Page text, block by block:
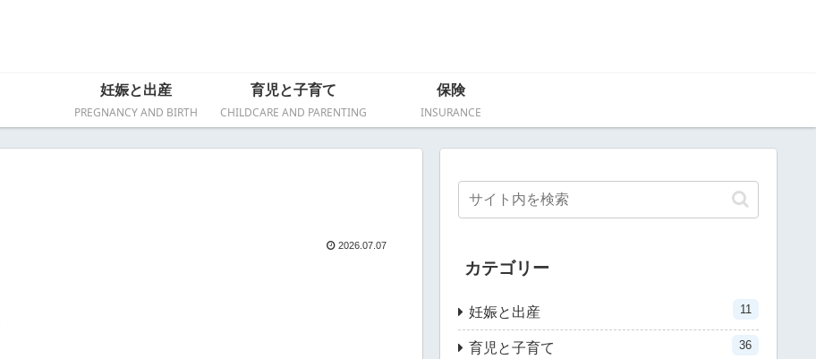
妊娠と出産
PREGNANCY AND BIRTH
育児と子育て
CHILDCARE AND PARENTING
保険
INSURANCE
2026.07.07
カテゴリー
妊娠と出産 11
育児と子育て 36